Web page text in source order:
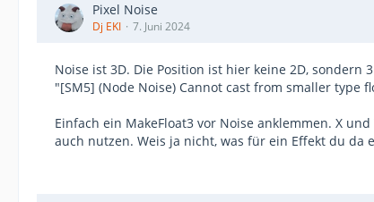
Pixel Noise
Dj EKI 7. Juni 2024
Noise ist 3D. Die Position ist hier keine 2D, sondern
"[SM5] (Node Noise) Cannot cast from smaller type
Einfach ein MakeFloat3 vor Noise anklemmen. X
auch nutzen. Weis ja nicht, was für ein Effekt du